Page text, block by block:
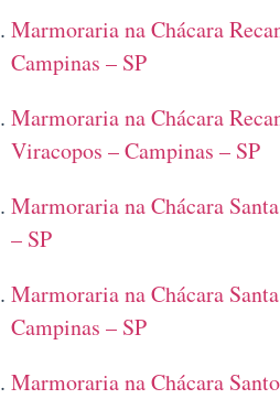
Marmoraria na Chácara
Campinas – SP
Marmoraria na Chácara
Viracopos – Campinas – SP
Marmoraria na Chácara
– SP
Marmoraria na Chácara
Campinas – SP
Marmoraria na Chácara